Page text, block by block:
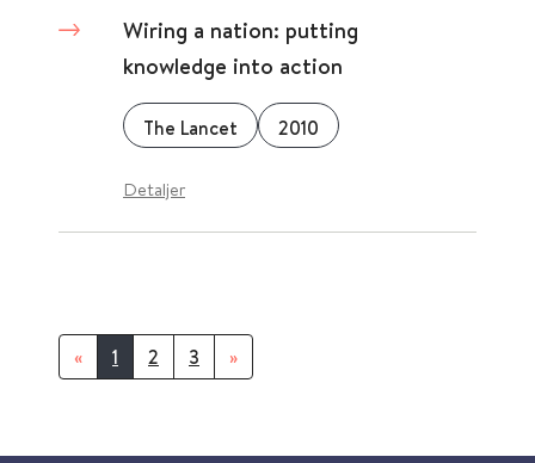
Wiring a nation: putting
knowledge into action
The Lancet 2010
Detaljer
« 1 2 3 »